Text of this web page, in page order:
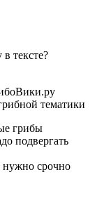
тексте?
тематики
грибы
подвергать
нужно срочно